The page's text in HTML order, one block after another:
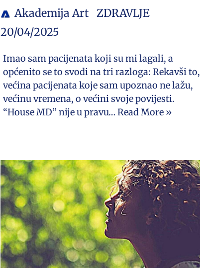
Akademija Art ZDRAVLJE
20/04/2025
Imao sam pacijenata koji su mi lagali, a
općenito se to svodi na tri razloga: Rekavši to,
većina pacijenata koje sam upoznao ne lažu,
većinu vremena, o većini svoje povijesti.
“House MD” nije u pravu… Read More »